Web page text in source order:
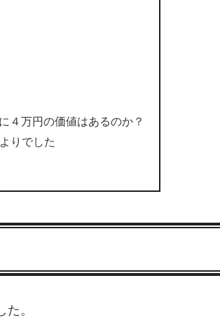
４万円の価値はあるのか？
りでした
。